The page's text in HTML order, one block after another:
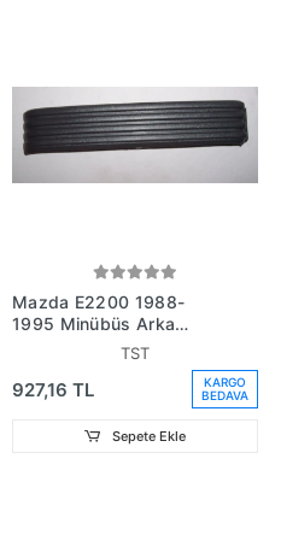
Mazda E2200 1988-
1995 Minübüs Arka
Tampon Ucu Sol Tırtırlı
(Oem No:S08350252)
TST
927,16 TL
KARGO
BEDAVA
Sepete Ekle